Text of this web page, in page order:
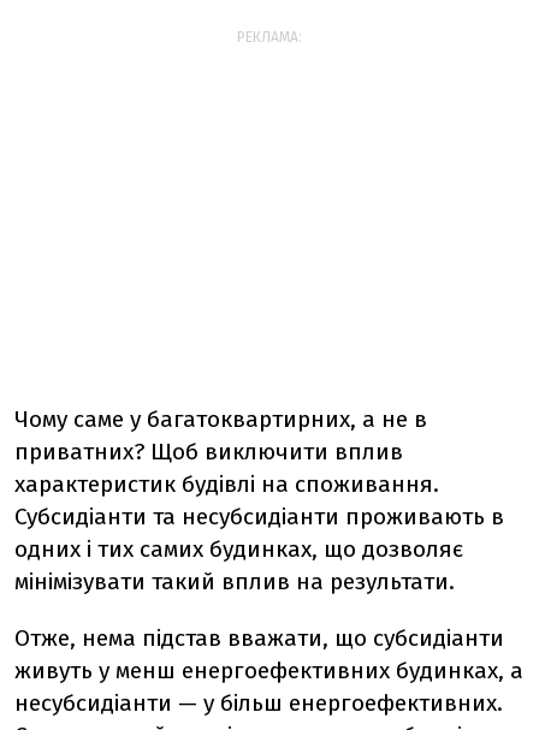
РЕКЛАМА:
Чому саме у багатоквартирних, а не в
приватних? Щоб виключити вплив
характеристик будівлі на споживання.
Субсидіанти та несубсидіанти проживають в
одних і тих самих будинках, що дозволяє
мінімізувати такий вплив на результати.
Отже, нема підстав вважати, що субсидіанти
живуть у менш енергоефективних будинках, а
несубсидіанти — у більш енергоефективних.